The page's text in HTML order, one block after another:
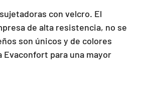
con velcro. El
de alta resistencia, no se
son únicos y de colores
para una mayor